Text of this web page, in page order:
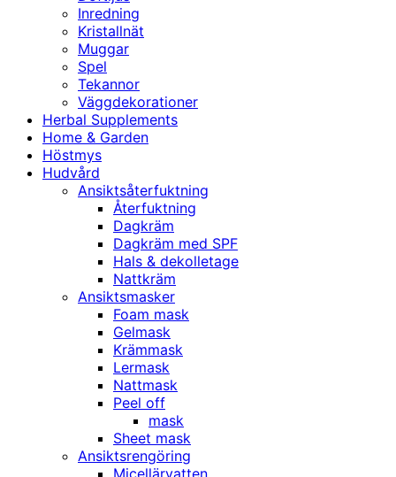
Inredning
Kristallnät
Muggar
Spel
Tekannor
Väggdekorationer
Herbal Supplements
Home & Garden
Höstmys
Hudvård
Ansiktsåterfuktning
Återfuktning
Dagkräm
Dagkräm med SPF
Hals & dekolletage
Nattkräm
Ansiktsmasker
Foam mask
Gelmask
Krämmask
Lermask
Nattmask
Peel off
mask
Sheet mask
Ansiktsrengöring